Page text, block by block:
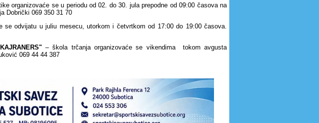
organizovaće se u periodu od 02. do 30. jula prepodne od 09:00 časova na
Dobrički 069 350 31 70
se odvijatu u juliu mesecu, utorkom i četvrtkom od 17:00 do 19:00 časova.
– škola trčanja organizovaće se vikendima tokom avgusta
069 44 44 387